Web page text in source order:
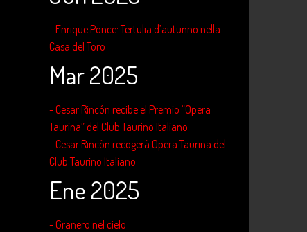
- Enrique Ponce: Tertulia d’autunno nella
Casa del Toro
Mar 2025
- Cesar Rincón recibe el Premio “Opera
Taurina” del Club Taurino Italiano
- Cesar Rincòn recogerà Opera Taurina del
Club Taurino Italiano
Ene 2025
- Granero nel cielo